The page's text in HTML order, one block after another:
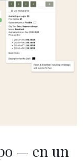
— en un